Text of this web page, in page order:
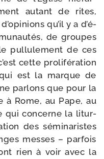
autant de rites,
qu’il y a d’é­
de groupes
pul­lu­le­ment de ces
cette pro­li­fé­ra­tion
est la marque de
par­lons que pour la
à Rome, au Pape, au
qui concerne la litur­
des sémi­na­ristes
messes – par­fois
rien à voir avec la